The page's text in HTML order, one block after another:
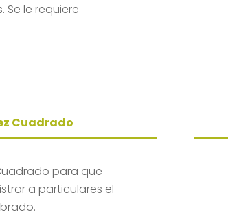
le requiere
Cuadrado
para que
a particulares el